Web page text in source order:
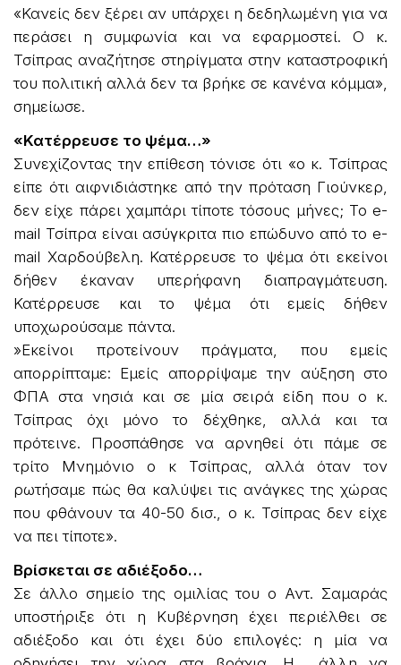
«Κανείς δεν ξέρει αν υπάρχει η δεδηλωμένη για να
περάσει η συμφωνία και να εφαρμοστεί. Ο κ.
Τσίπρας αναζήτησε στηρίγματα στην καταστροφική
του πολιτική αλλά δεν τα βρήκε σε κανένα κόμμα»,
σημείωσε.
«Κατέρρευσε το ψέμα…»
Συνεχίζοντας την επίθεση τόνισε ότι «ο κ. Τσίπρας
είπε ότι αιφνιδιάστηκε από την πρόταση Γιούνκερ,
δεν είχε πάρει χαμπάρι τίποτε τόσους μήνες; Το e-
mail Τσίπρα είναι ασύγκριτα πιο επώδυνο από το e-
mail Χαρδούβελη. Κατέρρευσε το ψέμα ότι εκείνοι
δήθεν έκαναν υπερήφανη διαπραγμάτευση.
Κατέρρευσε και το ψέμα ότι εμείς δήθεν
υποχωρούσαμε πάντα.
»Εκείνοι προτείνουν πράγματα, που εμείς
απορρίπταμε: Εμείς απορρίψαμε την αύξηση στο
ΦΠΑ στα νησιά και σε μία σειρά είδη που ο κ.
Τσίπρας όχι μόνο το δέχθηκε, αλλά και τα
πρότεινε. Προσπάθησε να αρνηθεί ότι πάμε σε
τρίτο Μνημόνιο ο κ Τσίπρας, αλλά όταν τον
ρωτήσαμε πώς θα καλύψει τις ανάγκες της χώρας
που φθάνουν τα 40-50 δισ., ο κ. Τσίπρας δεν είχε
να πει τίποτε».
Βρίσκεται σε αδιέξοδο…
Σε άλλο σημείο της ομιλίας του ο Αντ. Σαμαράς
υποστήριξε ότι η Κυβέρνηση έχει περιέλθει σε
αδιέξοδο και ότι έχει δύο επιλογές: η μία να